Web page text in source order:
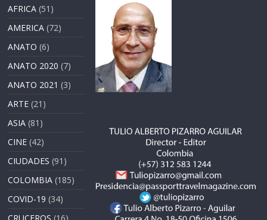
AFRICA (51)
AMERICA (72)
ANATO (6)
ANATO 2020 (7)
ANATO 2021 (3)
ARTE (21)
ASIA (81)
CINE (42)
CIUDADES (91)
COLOMBIA (185)
COVID-19 (34)